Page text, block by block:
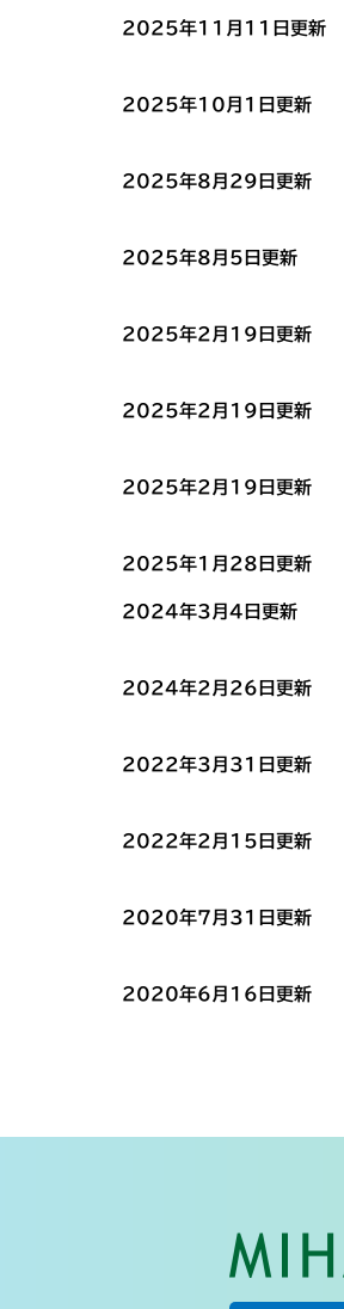
2025年11月11日更新
2025年10月1日更新
2025年8月29日更新
2025年8月5日更新
2025年2月19日更新
2025年2月19日更新
2025年2月19日更新
2025年1月28日更新
2024年3月4日更新
2024年2月26日更新
2022年3月31日更新
2022年2月15日更新
2020年7月31日更新
2020年6月16日更新